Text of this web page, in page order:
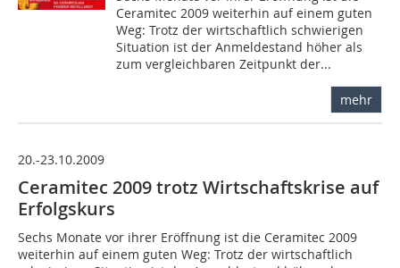
Ceramitec 2009 weiterhin auf einem guten
Weg: Trotz der wirtschaftlich schwierigen
Situation ist der Anmeldestand höher als
zum vergleichbaren Zeitpunkt der...
mehr
20.-23.10.2009
Ceramitec 2009 trotz Wirtschaftskrise auf
Erfolgskurs
Sechs Monate vor ihrer Eröffnung ist die Ceramitec 2009
weiterhin auf einem guten Weg: Trotz der wirtschaftlich